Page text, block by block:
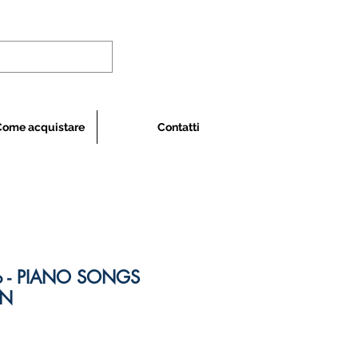
acquistare Contatti
PIANO SONGS